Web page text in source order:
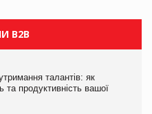
B2B
талантів: як
та продуктивність вашої